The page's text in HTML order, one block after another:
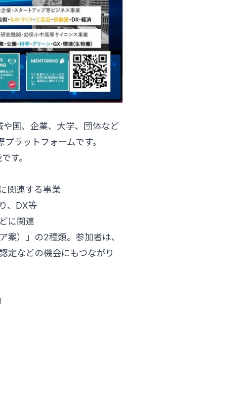
国、企業、大学、団体など
ラットフォームです。
す。
関連する事業
、DX等
に関連
）」の2種類。参加者は、
定などの機会にもつながり